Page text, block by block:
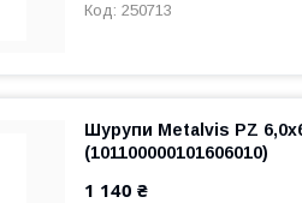
250713
Шурупи Metalvis PZ
(101100000101606010)
1 140 ₴